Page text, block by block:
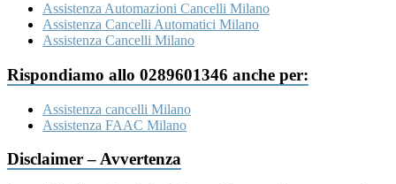
Assistenza Automazioni Cancelli Milano
Assistenza Cancelli Automatici Milano
Assistenza Cancelli Milano
Rispondiamo allo 0289601346 anche per:
Assistenza cancelli Milano
Assistenza FAAC Milano
Disclaimer – Avvertenza